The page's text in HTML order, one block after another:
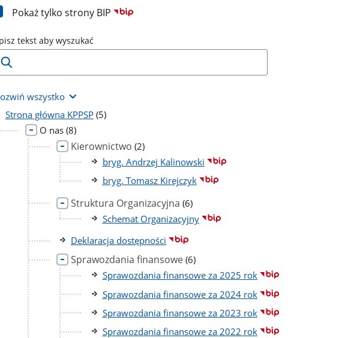
Pokaż tylko strony BIP
tekst aby wyszukać
wszystko
Strona główna KPPSP liczba
(5)
O nas liczba
podstron
(8)
Kierownictwo liczba
podstron
(2)
bryg. Andrzej Kalinowski
bryg. Tomasz Kirejczyk
Struktura Organizacyjna liczba
podstron
(6)
Schemat Organizacyjny
Deklaracja dostępności
Sprawozdania finansowe liczba
podstron
(6)
Sprawozdania finansowe za 2025 rok
Sprawozdania finansowe za 2024 rok
Sprawozdania finansowe za 2023 rok
Sprawozdania finansowe za 2022 rok